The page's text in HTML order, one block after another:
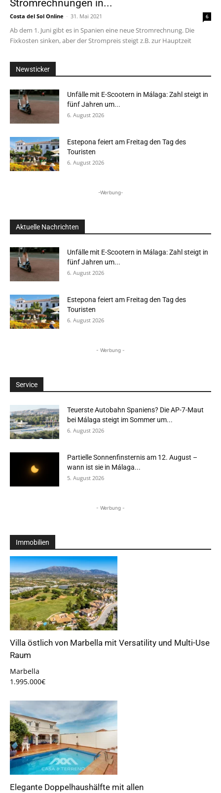
Stromrechnungen in...
Costa del Sol Online - 31. Mai 2021 6
Ab dem 1. Juni gibt es in Spanien eine neue Stromrechnung. Die
Fixkosten sinken, aber der Strompreis steigt z.B. zur Hauptzeit
Newsticker
Unfälle mit E-Scootern in Málaga: Zahl steigt in
fünf Jahren um...
6. August 2026
Estepona feiert am Freitag den Tag des
Touristen
6. August 2026
-Werbung-
Aktuelle Nachrichten
Unfälle mit E-Scootern in Málaga: Zahl steigt in
fünf Jahren um...
6. August 2026
Estepona feiert am Freitag den Tag des
Touristen
6. August 2026
- Werbung -
Service
Teuerste Autobahn Spaniens? Die AP-7-Maut
bei Málaga steigt im Sommer um...
6. August 2026
Partielle Sonnenfinsternis am 12. August –
wann ist sie in Málaga...
5. August 2026
- Werbung -
Immobilien
Villa östlich von Marbella mit Versatility und Multi-Use
Raum
Marbella
1.995.000€
Elegante Doppelhaushälfte mit allen